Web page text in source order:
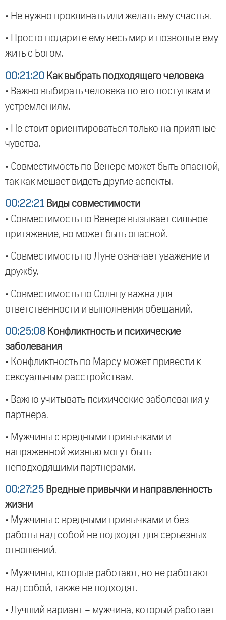
• Не нужно проклинать или желать ему счастья.
• Просто подарите ему весь мир и позвольте ему
жить с Богом.
00:21:20 Как выбрать подходящего человека
• Важно выбирать человека по его поступкам и
устремлениям.
• Не стоит ориентироваться только на приятные
чувства.
• Совместимость по Венере может быть опасной,
так как мешает видеть другие аспекты.
00:22:21 Виды совместимости
• Совместимость по Венере вызывает сильное
притяжение, но может быть опасной.
• Совместимость по Луне означает уважение и
дружбу.
• Совместимость по Солнцу важна для
ответственности и выполнения обещаний.
00:25:08 Конфликтность и психические
заболевания
• Конфликтность по Марсу может привести к
сексуальным расстройствам.
• Важно учитывать психические заболевания у
партнера.
• Мужчины с вредными привычками и
напряженной жизнью могут быть
неподходящими партнерами.
00:27:25 Вредные привычки и направленность
жизни
• Мужчины с вредными привычками и без
работы над собой не подходят для серьезных
отношений.
• Мужчины, которые работают, но не работают
над собой, также не подходят.
• Лучший вариант – мужчина, который работает